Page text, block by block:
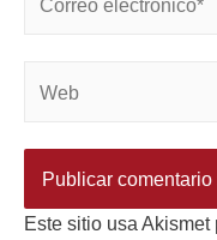
Este sitio usa